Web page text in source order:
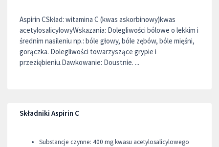
Aspirin CSkład: witamina C (kwas askorbinowy)kwas
acetylosalicylowyWskazania: Dolegliwości bólowe o lekkim i
średnim nasileniu np.: bóle głowy, bóle zębów, bóle mięśni,
gorączka. Dolegliwości towarzyszące grypie i
przeziębieniu.Dawkowanie: Doustnie. ...
Składniki Aspirin C
Substancje czynne: 400 mg kwasu acetylosalicylowego